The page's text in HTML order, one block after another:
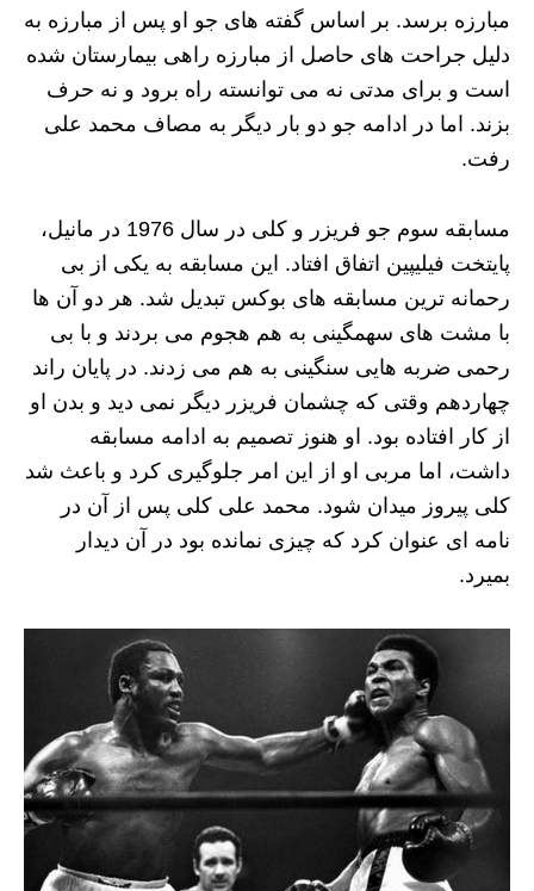
مبارزه برسد. بر اساس گفته های جو او پس از مبارزه به
دلیل جراحت های حاصل از مبارزه راهی بیمارستان شده
است و برای مدتی نه می توانسته راه برود و نه حرف
بزند. اما در ادامه جو دو بار دیگر به مصاف محمد علی
رفت.
مسابقه سوم جو فریزر و کلی در سال 1976 در مانيل،
پایتخت فیلیپین اتفاق افتاد. این مسابقه به یکی از بی
رحمانه ترین مسابقه های بوکس تبدیل شد. هر دو آن ها
با مشت های سهمگینی به هم هجوم می بردند و با بی
رحمی ضربه هایی سنگینی به هم می زدند. در پايان راند
چهاردهم وقتی که چشمان فريزر ديگر نمی ديد و بدن او
از کار افتاده بود. او هنوز تصمیم به ادامه مسابقه
داشت، اما مربی او از این امر جلوگیری کرد و باعث شد
کلی پیروز میدان شود. محمد علی کلی پس از آن در
نامه‌ ای عنوان کرد که چیزی نمانده بود در آن دیدار
بمیرد.